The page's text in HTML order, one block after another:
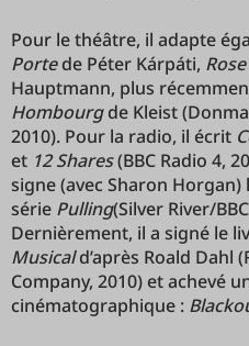
Pour le théâtre, il adapte
Portede Péter Kárpáti,
Hauptmann, plus
Hombourgde Kleist
2010). Pour la radio, il écrit
et 12 Shares(BBC Radio 4,
signe (avec Sharon Horgan)
série Pulling(Silver River/
Dernièrement, il a signé le
Musical d’après Roald Dahl
Company, 2010) et achevé
cinématographique :